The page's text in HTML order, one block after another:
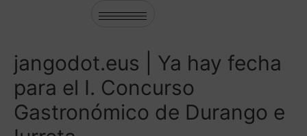
jangodot.eus | Ya hay fecha
para el I. Concurso
Gastronómico de Durango e